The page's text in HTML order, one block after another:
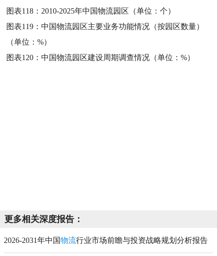
图表118： 2010-2025年中国物流园区（单位：个）
图表119：中国物流园区主要业务功能情况（按园区数量）
（单位：%）
图表120：中国物流园区建设周期调查情况（单位：%）
更多相关深度报告：
2026-2031年中国物流行业市场前瞻与投资战略规划分析报告